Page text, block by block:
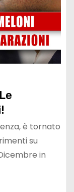
è tornato
su
in